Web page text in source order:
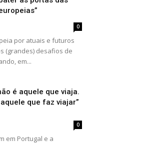
0
por atuais e futuros
(grandes) desafios de
em...
é aquele que viaja.
que faz viajar”
0
em Portugal e a